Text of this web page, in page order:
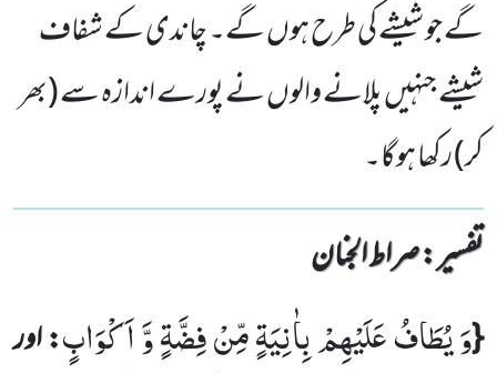
گے جو شیشے کی طرح ہوں گے۔ چاندی کے شفاف
شیشے جنہیں پلانے والوں نے پورے اندازہ سے (بھر
کر) رکھا ہوگا۔
تفسیر : ‎صراط الجنان
{وَ یُطَافُ عَلَیْهِمْ بِاٰنِیَةٍ مِّنْ فِضَّةٍ وَّ اَكْوَابٍ: اور